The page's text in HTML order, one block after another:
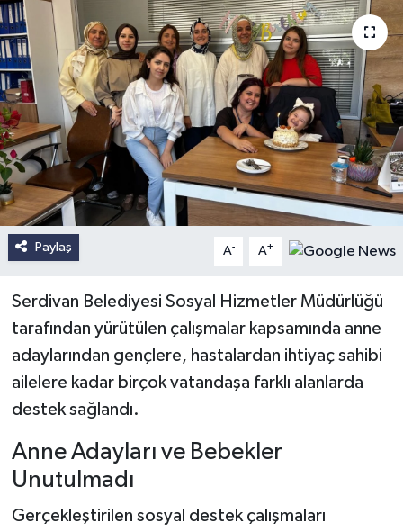
Paylaş A- A+
Serdivan Belediyesi Sosyal Hizmetler Müdürlüğü
tarafından yürütülen çalışmalar kapsamında anne
adaylarından gençlere, hastalardan ihtiyaç sahibi
ailelere kadar birçok vatandaşa farklı alanlarda
destek sağlandı.
Anne Adayları ve Bebekler
Unutulmadı
Gerçekleştirilen sosyal destek çalışmaları